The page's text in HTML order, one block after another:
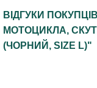
ВІДГУКИ
МОТОЦИКЛА,
(ЧОРНИЙ, SIZE L)"